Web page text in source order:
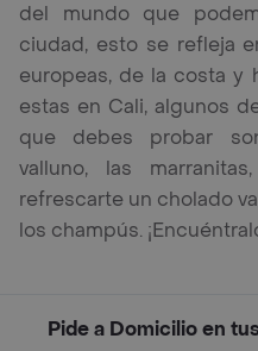
del mundo que
ciudad, esto se refleja
europeas, de la costa y
estas en Cali, algunos
que debes probar
valluno, las
refrescarte un cholado
los champús.
Pide a Domicilio en